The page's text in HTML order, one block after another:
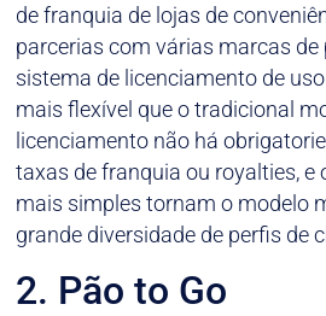
de franquia de lojas de
parcerias com várias marcas
sistema de licenciamento de
mais flexível que o tradicional
licenciamento não há
taxas de franquia ou royalties, e
mais simples tornam o modelo
grande diversidade de perfis de
2. Pão to Go